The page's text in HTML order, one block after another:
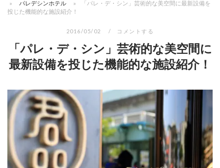
»
パレデシンホテル »
「パレ・デ・シン」芸術的な美空間に最新設備を
投じた機能的な施設紹介！
2016/05/02 コメントする
「パレ・デ・シン」芸術的な美空間に
最新設備を投じた機能的な施設紹介！